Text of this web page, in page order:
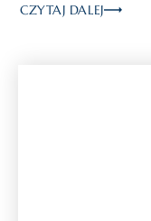
CZYTAJ DALEJ